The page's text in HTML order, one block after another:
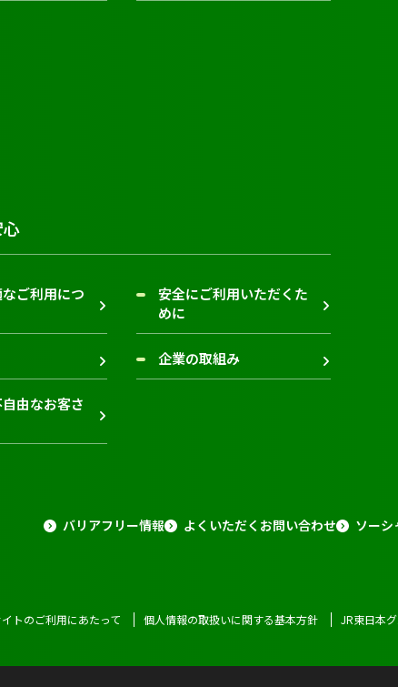
ご利用につ
安全にご利用いただくた
めに
企業の取組み
由なお客さ
バリアフリー情報 よくいただくお問い合わせ ソーシ
トのご利用にあたって 個人情報の取扱いに関する基本方針 JR東日本